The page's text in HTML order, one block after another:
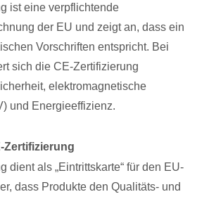
ist eine verpflichtende
der EU und zeigt an, dass ein
Vorschriften entspricht. Bei
sich die CE-Zertifizierung
elektromagnetische
und Energieeffizienz.
Zertifizierung
dient als „Eintrittskarte“ für den EU-
dass Produkte den Qualitäts- und